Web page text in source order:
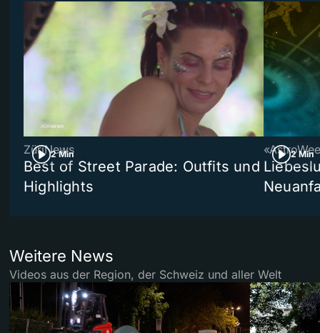
2 Min
ZüriNews
Best of Street Parade: Outfits und
Highlights
2 Min
Weitere News
Videos aus der Region, der Schweiz und aller Welt